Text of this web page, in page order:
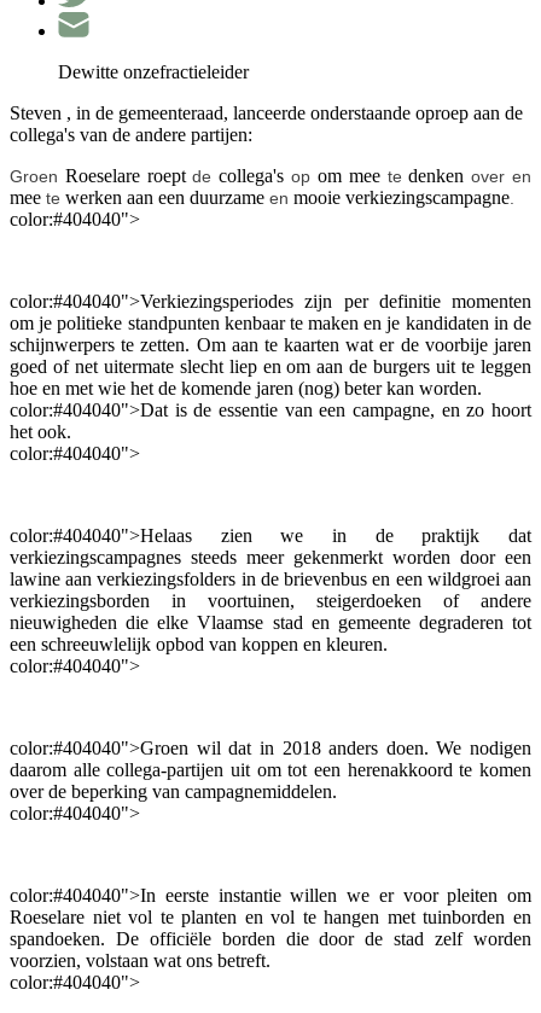
Dewitte onzefractieleider
Steven , in de gemeenteraad, lanceerde onderstaande oproep aan de
collega's van de andere partijen:
Groen Roeselare roeptdecollega's op om meetedenken over en
mee te werken aan een duurzame en mooie verkiezingscampagne.
color:#404040">
color:#404040">Verkiezingsperiodes zijn per definitie momenten
om je politieke standpunten kenbaar te maken en je kandidaten in de
schijnwerpers te zetten. Om aan te kaarten wat er de voorbije jaren
goed of net uitermate slecht liep en om aan de burgers uit te leggen
hoe en met wie het de komende jaren (nog) beter kan worden.
color:#404040">Dat is de essentie van een campagne, en zo hoort
het ook.
color:#404040">
color:#404040">Helaas zien we in de praktijk dat
verkiezingscampagnes steeds meer gekenmerkt worden door een
lawine aan verkiezingsfolders in de brievenbus en een wildgroei aan
verkiezingsborden in voortuinen, steigerdoeken of andere
nieuwigheden die elke Vlaamse stad en gemeente degraderen tot
een schreeuwlelijk opbod van koppen en kleuren.
color:#404040">
color:#404040">Groen wil dat in 2018 anders doen. We nodigen
daarom alle collega-partijen uit om tot een herenakkoord te komen
over de beperking van campagnemiddelen.
color:#404040">
color:#404040">In eerste instantie willen we er voor pleiten om
Roeselare niet vol te planten en vol te hangen met tuinborden en
spandoeken. De officiële borden die door de stad zelf worden
voorzien, volstaan wat ons betreft.
color:#404040">